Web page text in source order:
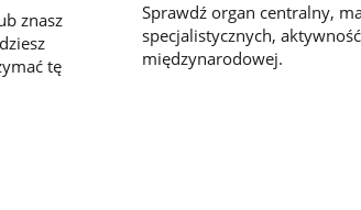
znasz
tę
Sprawdź organ centralny,
specjalistycznych,
międzynarodowej.